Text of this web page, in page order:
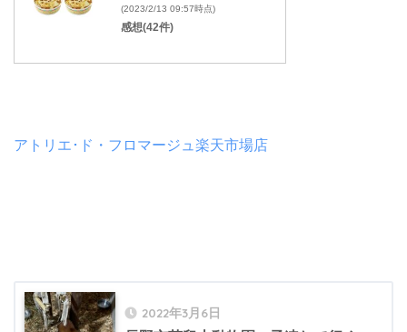
(2023/2/13 09:57時点)
感想(42件)
アトリエ･ド・フロマージュ楽天市場店
2022年3月6日